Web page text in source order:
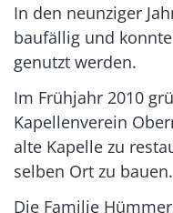
In den neunziger
baufällig und
genutzt werden.
Im Frühjahr 2010
Kapellenverein
alte Kapelle zu
selben Ort zu bauen.
Die Familie